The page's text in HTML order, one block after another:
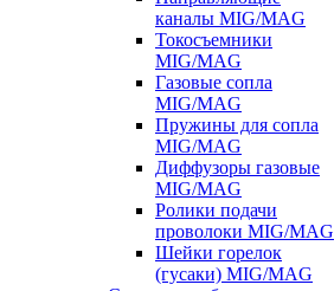
каналы MIG/MAG
Токосъемники
MIG/MAG
Газовые сопла
MIG/MAG
Пружины для сопла
MIG/MAG
Диффузоры газовые
MIG/MAG
Ролики подачи
проволоки MIG/MAG
Шейки горелок
(гусаки) MIG/MAG